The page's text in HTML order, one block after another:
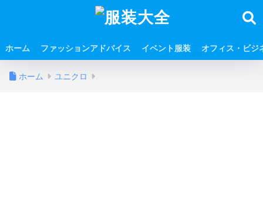
ホーム ファッションアドバイス イベント服装 オフィス・ビジ
ホーム ユニクロ